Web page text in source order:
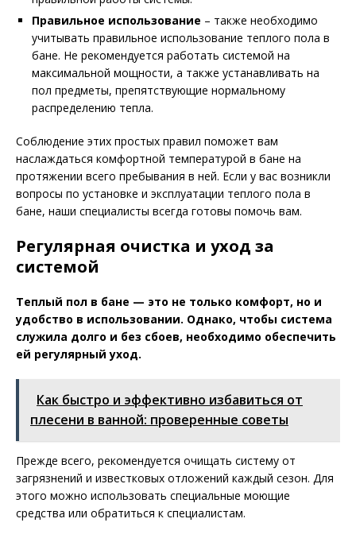
Правильное использование – также необходимо
учитывать правильное использование теплого пола в
бане. Не рекомендуется работать системой на
максимальной мощности, а также устанавливать на
пол предметы, препятствующие нормальному
распределению тепла.
Соблюдение этих простых правил поможет вам
наслаждаться комфортной температурой в бане на
протяжении всего пребывания в ней. Если у вас возникли
вопросы по установке и эксплуатации теплого пола в
бане, наши специалисты всегда готовы помочь вам.
Регулярная очистка и уход за
системой
Теплый пол в бане — это не только комфорт, но и
удобство в использовании. Однако, чтобы система
служила долго и без сбоев, необходимо обеспечить
ей регулярный уход.
Как быстро и эффективно избавиться от
плесени в ванной: проверенные советы
Прежде всего, рекомендуется очищать систему от
загрязнений и известковых отложений каждый сезон. Для
этого можно использовать специальные моющие
средства или обратиться к специалистам.